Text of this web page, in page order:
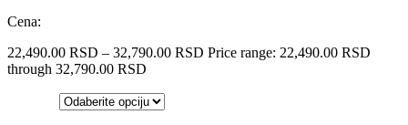
Cena:
22,490.00 RSD – 32,790.00 RSD Price range: 22,490.00 RSD
through 32,790.00 RSD